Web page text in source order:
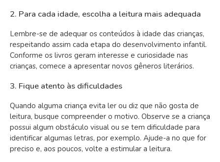
2. Para cada idade, escolha a leitura mais adequada
Lembre-se de adequar os conteúdos à idade das crianças,
respeitando assim cada etapa do desenvolvimento infantil.
Conforme os livros geram interesse e curiosidade nas
crianças, comece a apresentar novos gêneros literários.
3. Fique atento às dificuldades
Quando alguma criança evita ler ou diz que não gosta de
leitura, busque compreender o motivo. Observe se a criança
possui algum obstáculo visual ou se tem dificuldade para
identificar algumas letras, por exemplo. Ajude-a no que for
preciso e, aos poucos, volte a estimular a leitura.